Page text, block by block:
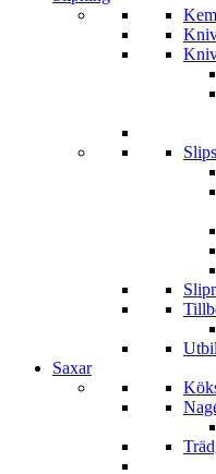
Saxar